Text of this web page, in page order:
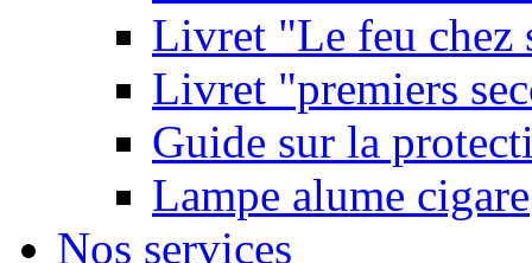
Livret "Le feu chez
Livret "premiers
Guide sur la
Lampe alume cigare
Nos services